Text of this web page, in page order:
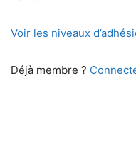
Voir les niveaux
Déjà membre ?